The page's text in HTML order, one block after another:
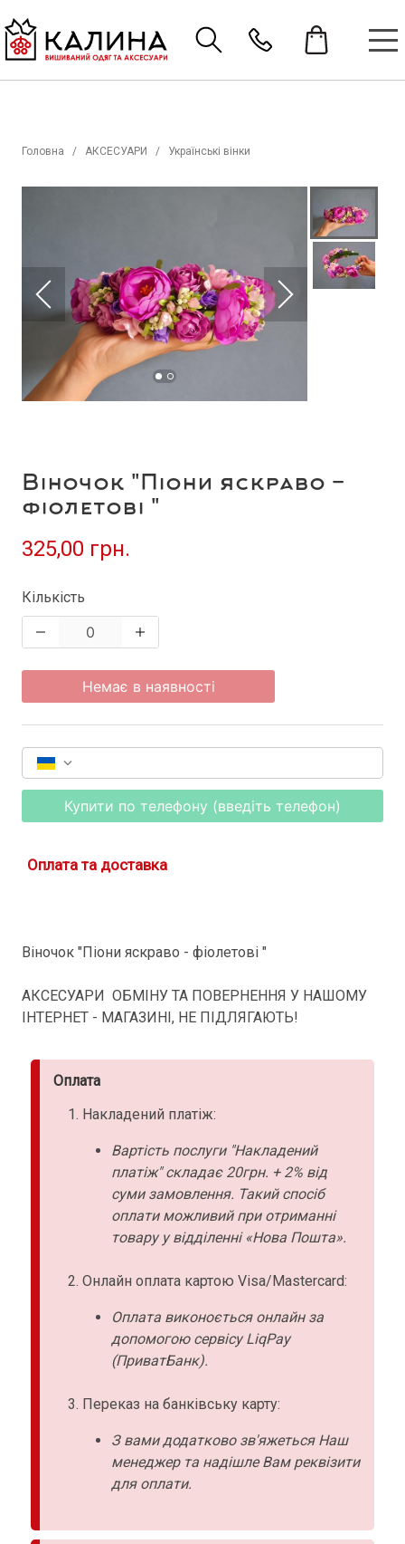
Головна АКСЕСУАРИ Українські вінки
Віночок "Піони яскраво -
фіолетові "
325,00 грн.
Кількість
Немає в наявності
Купити по телефону (введіть телефон)
Оплата та доставка
Віночок "Піони яскраво - фіолетові "
АКСЕСУАРИ ОБМІНУ ТА ПОВЕРНЕННЯ У НАШОМУ
ІНТЕРНЕТ - МАГАЗИНІ, НЕ ПІДЛЯГАЮТЬ!
Оплата
Накладений платіж:
Вартість послуги "Накладений
платіж" складає 20грн. + 2% від
суми замовлення. Такий спосіб
оплати можливий при отриманні
товару у відділенні «Нова Пошта».
Онлайн оплата картою Visa/Mastercard:
Оплата виконоється онлайн за
допомогою сервісу LiqPay
(ПриватБанк).
Переказ на банківську карту:
З вами додатково зв'яжеться Наш
менеджер та надішле Вам реквізити
для оплати.